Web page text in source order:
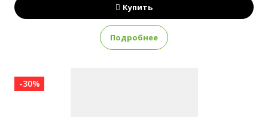
Купить
Подробнее
-30%